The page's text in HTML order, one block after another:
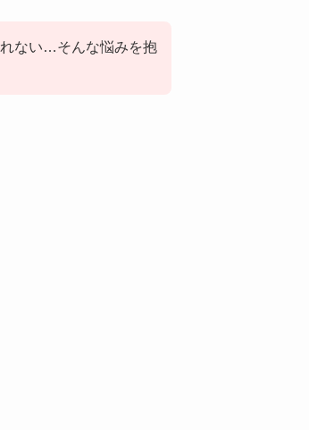
ない…そんな悩みを抱